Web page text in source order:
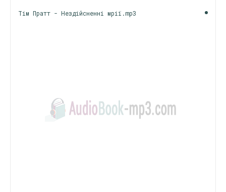
Тім Пратт - Нездійсненні мрії.mp3